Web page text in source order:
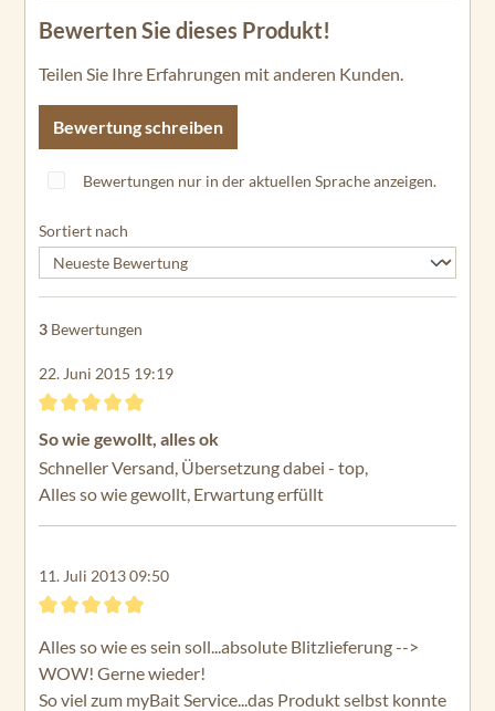
Bewerten Sie dieses Produkt!
Teilen Sie Ihre Erfahrungen mit anderen Kunden.
Bewertung schreiben
Bewertungen nur in der aktuellen Sprache anzeigen.
Sortiert nach
3 Bewertungen
22. Juni 2015 19:19
Bewertung mit 5 von 5 Sternen
So wie gewollt, alles ok
Schneller Versand, Übersetzung dabei - top,
Alles so wie gewollt, Erwartung erfüllt
11. Juli 2013 09:50
Alles so wie es sein soll...absolute Blitzlieferung -->
WOW! Gerne wieder!
So viel zum myBait Service...das Produkt selbst konnte